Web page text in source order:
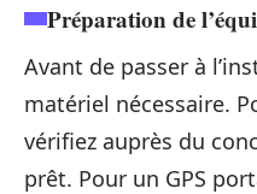
Préparation de
Avant de passer à
matériel nécessaire.
vérifiez auprès du
prêt. Pour un GPS